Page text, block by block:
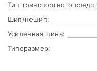
Тип транспортного
Шип/нешип:
Усиленная шина:
Типоразмер: